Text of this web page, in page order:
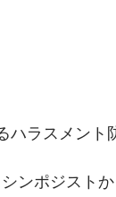
ハラスメント
ンポジスト